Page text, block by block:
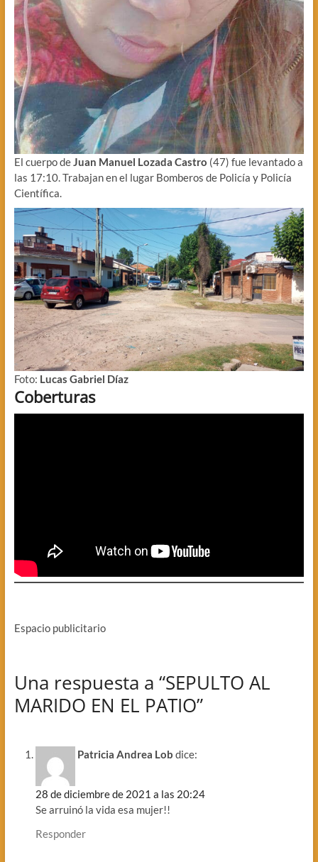
El cuerpo deJuan Manuel Lozada Castro (47) fue levantado a
las 17:10. Trabajan en el lugar Bomberos de Policía y Policía
Científica.
Foto: Lucas Gabriel Díaz
Coberturas
Espacio publicitario
Una respuesta a “SEPULTO AL
MARIDO EN EL PATIO”
Patricia Andrea Lob dice:
28 de diciembre de 2021 a las 20:24
Se arruinó la vida esa mujer!!
Responder